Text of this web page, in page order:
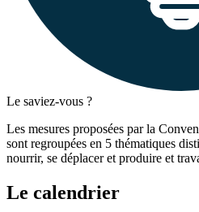
Le saviez-vous ?
Les mesures proposées par la
sont regroupées en 5 thématiques
nourrir, se déplacer et produire et
Le calendrier